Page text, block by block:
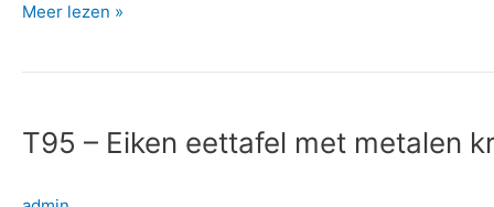
Meer lezen »
T95 – Eiken eettafel met metalen
Eiken